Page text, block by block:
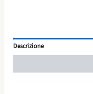
Descrizione